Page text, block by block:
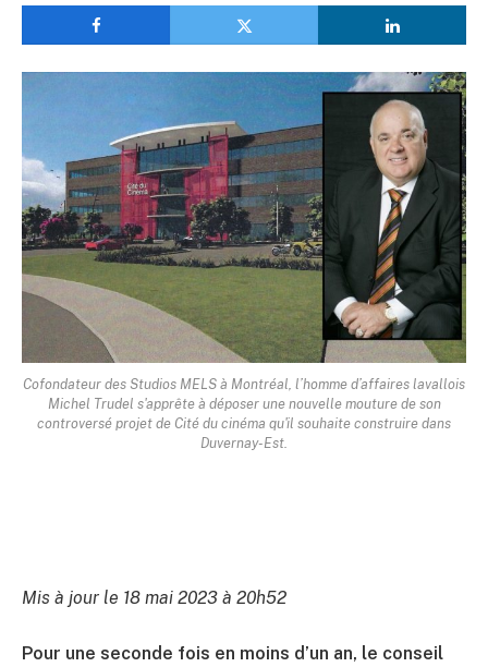
Cofondateur des Studios MELS à Montréal, l’homme d’affaires lavallois
Michel Trudel s'apprête à déposer une nouvelle mouture de son
controversé projet de Cité du cinéma qu'il souhaite construire dans
Duvernay-Est.
Mis à jour le 18 mai 2023 à 20h52
Pour une seconde fois en moins d’un an, le conseil